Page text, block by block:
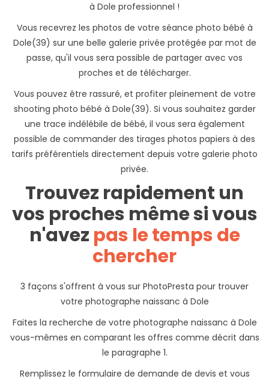
à Dole professionnel !
Vous recevrez les photos de votre séance photo bébé à
Dole(39) sur une belle galerie privée protégée par mot de
passe, qu'il vous sera possible de partager avec vos
proches et de télécharger.
Vous pouvez être rassuré, et profiter pleinement de votre
shooting photo bébé à Dole(39). Si vous souhaitez garder
une trace indélébile de bébé, il vous sera également
possible de commander des tirages photos papiers à des
tarifs préférentiels directement depuis votre galerie photo
privée.
Trouvez rapidement un
vos proches même si vous
n'avez pas le temps de
chercher
3 façons s'offrent à vous sur PhotoPresta pour trouver
votre photographe naissanc à Dole
Faites la recherche de votre photographe naissanc à Dole
vous-mêmes en comparant les offres comme décrit dans
le paragraphe 1.
Remplissez le formulaire de demande de devis et vous